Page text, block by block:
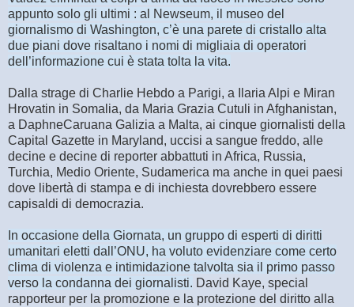
appunto solo gli ultimi : al Newseum, il museo del
giornalismo di Washington, c’è una parete di cristallo alta
due piani dove risaltano i nomi di migliaia di operatori
dell’informazione cui è stata tolta la vita.
Dalla strage di Charlie Hebdo a Parigi, a Ilaria Alpi e Miran
Hrovatin in Somalia, da Maria Grazia Cutuli in Afghanistan,
a DaphneCaruana Galizia a Malta, ai cinque giornalisti della
Capital Gazette in Maryland, uccisi a sangue freddo, alle
decine e decine di reporter abbattuti in Africa, Russia,
Turchia, Medio Oriente, Sudamerica ma anche in quei paesi
dove libertà di stampa e di inchiesta dovrebbero essere
capisaldi di democrazia.
In occasione della Giornata, un gruppo di esperti di diritti
umanitari eletti dall’ONU, ha voluto evidenziare come certo
clima di violenza e intimidazione talvolta sia il primo passo
verso la condanna dei giornalisti. David Kaye, special
rapporteur per la promozione e la protezione del diritto alla